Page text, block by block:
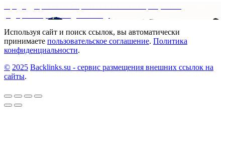
Навигация
по
записям
редиректам, прокладкам и т. д.
Используя сайт и поиск ссылок, вы автоматически
принимаете пользовательское соглашение. Политика
конфиденциальности.
© 2025 Backlinks.su - сервис размещения внешних ссылок на
сайты.